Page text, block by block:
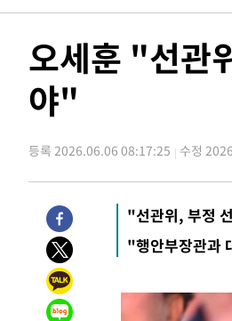
-16741초 전 >여자배구 이재영·이다
-15728초 전 >[속보]코스닥, 2.86포
-15681초 전 >
-15661초 전 >
-12640초 전 >[속보]종합특검, '계엄
-11513초 전 >외신들도 주목한 韓축
-11484초 전 >
11시간 압수수색에
-10506초 전 >
[속보]규제합리화위원
병태 후임
-6864초 전 >
[속보]국힘 윤리위, '돌려
-2189초 전 >
10분 전 >
[속보]'채상병 순직 책임' 임
오세훈 "선관
야"
등록 2026.06.06 08:17:25 수정
"선관위, 부정
"행안부장관과